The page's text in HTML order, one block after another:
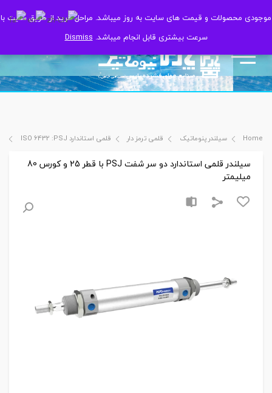
موجودی محصولات و قیمت های سایت به روز میباشد. مراحل خرید از طریق سایت با
سرعت بیشتری قابل انجام میباشد.Dismiss
موجودی محصولات و قیمت های سایت به روز میباشد. مراحل خرید از طریق سایت با
سرعت بیشتری قابل انجام میباشد.Dismiss
Home سیلندر پنوماتیک قلمی ترمز دار قلمی استاندارد ISO 6432 :PSJ
سیلندر قلمی استاندارد دو سر شفت PSJ با قطر 25 و کورس 80
میلیمتر